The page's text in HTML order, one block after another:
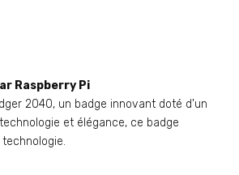
Raspberry Pi
2040, un badge innovant doté d'un
et élégance, ce badge